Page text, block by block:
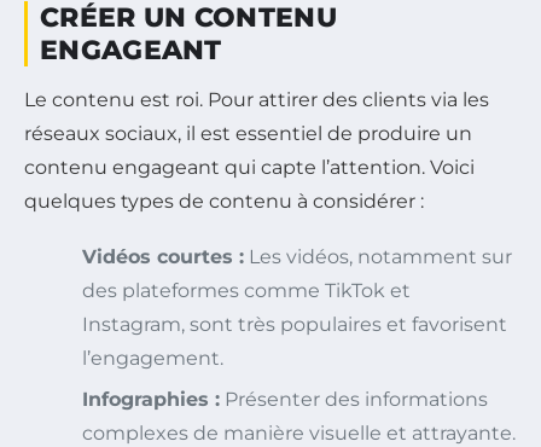
CRÉER UN CONTENU
ENGAGEANT
Le contenu est roi. Pour attirer des clients via les
réseaux sociaux, il est essentiel de produire un
contenu engageant qui capte l’attention. Voici
quelques types de contenu à considérer :
Vidéos courtes : Les vidéos, notamment sur
des plateformes comme TikTok et
Instagram, sont très populaires et favorisent
l’engagement.
Infographies : Présenter des informations
complexes de manière visuelle et attrayante.